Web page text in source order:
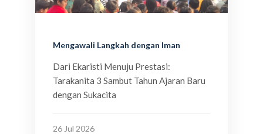
Mengawali Langkah dengan Iman
Dari Ekaristi Menuju Prestasi:
Tarakanita 3 Sambut Tahun Ajaran Baru
dengan Sukacita
26 Jul 2026